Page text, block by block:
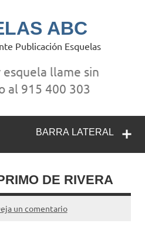
ABC
Publicación Esquelas
llame sin
al 915 400 303
BARRA LATERAL
DE RIVERA
un comentario